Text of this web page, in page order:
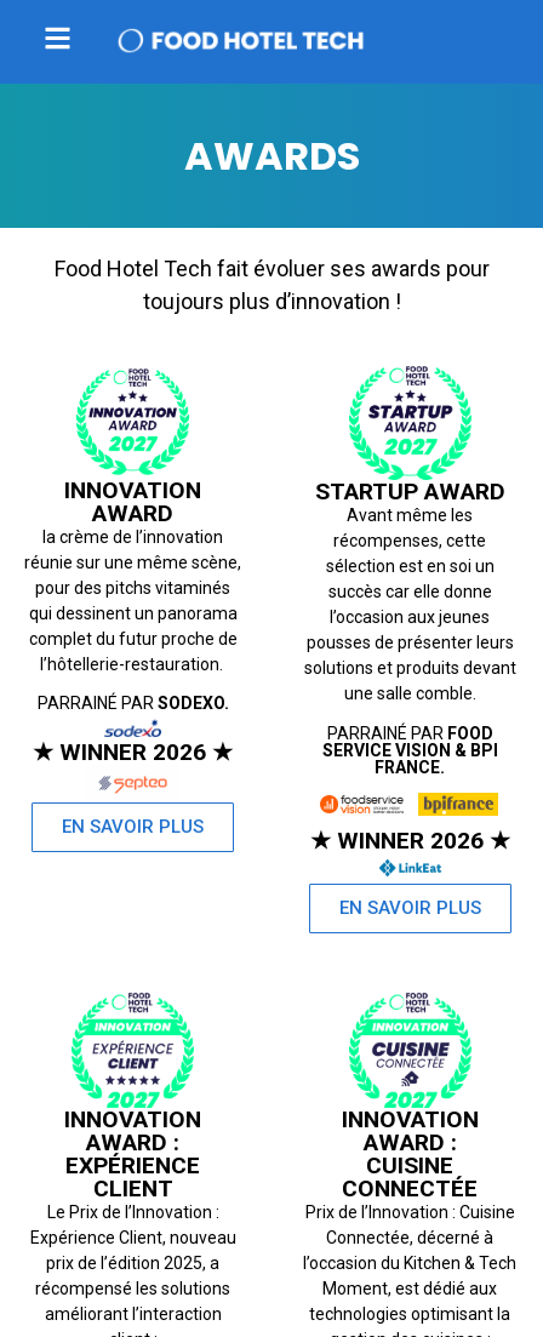
AWARDS
Food Hotel Tech fait évoluer ses awards pour
toujours plus d’innovation !
INNOVATION
AWARD
la crème de l’innovation
réunie sur une même scène,
pour des pitchs vitaminés
qui dessinent un panorama
complet du futur proche de
l’hôtellerie-restauration.
PARRAINÉ PAR SODEXO.
★ WINNER 2026 ★
EN SAVOIR PLUS
STARTUP AWARD
Avant même les
récompenses, cette
sélection est en soi un
succès car elle donne
l’occasion aux jeunes
pousses de présenter leurs
solutions et produits devant
une salle comble.
PARRAINÉ PAR FOOD
SERVICE VISION & BPI
FRANCE.
★ WINNER 2026 ★
EN SAVOIR PLUS
INNOVATION
AWARD :
EXPÉRIENCE
CLIENT
Le Prix de l’Innovation :
Expérience Client, nouveau
prix de l’édition 2025, a
récompensé les solutions
améliorant l’interaction
INNOVATION
AWARD :
CUISINE
CONNECTÉE
Prix de l’Innovation : Cuisine
Connectée, décerné à
l’occasion du Kitchen & Tech
Moment, est dédié aux
technologies optimisant la